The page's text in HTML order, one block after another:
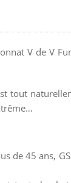
V de V
tout
de 45 ans,